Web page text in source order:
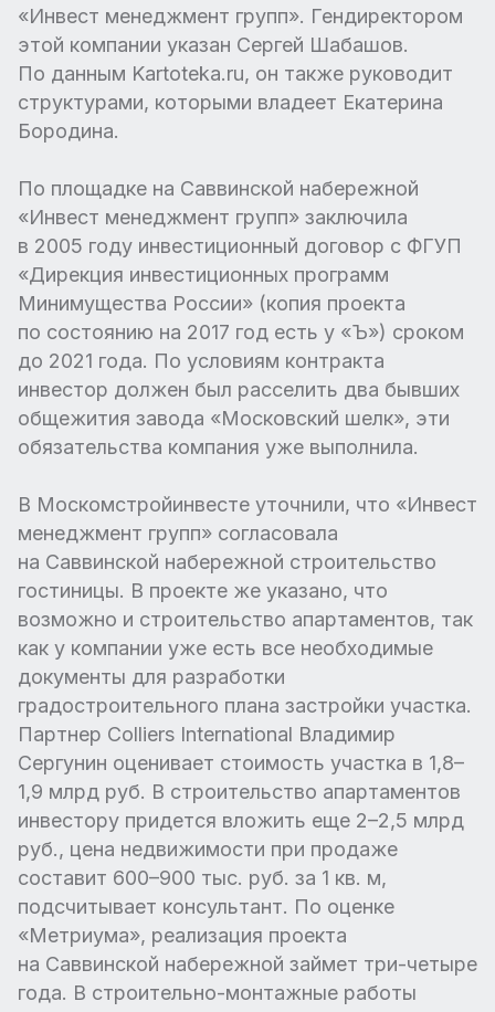
«Инвест менеджмент групп». Гендиректором
этой компании указан Сергей Шабашов.
По данным Kartoteka.ru, он также руководит
структурами, которыми владеет Екатерина
Бородина.
По площадке на Саввинской набережной
«Инвест менеджмент групп» заключила
в 2005 году инвестиционный договор с ФГУП
«Дирекция инвестиционных программ
Минимущества России» (копия проекта
по состоянию на 2017 год есть у «Ъ») сроком
до 2021 года. По условиям контракта
инвестор должен был расселить два бывших
общежития завода «Московский шелк», эти
обязательства компания уже выполнила.
В Москомстройинвесте уточнили, что «Инвест
менеджмент групп» согласовала
на Саввинской набережной строительство
гостиницы. В проекте же указано, что
возможно и строительство апартаментов, так
как у компании уже есть все необходимые
документы для разработки
градостроительного плана застройки участка.
Партнер Colliers International Владимир
Сергунин оценивает стоимость участка в 1,8–
1,9 млрд руб. В строительство апартаментов
инвестору придется вложить еще 2–2,5 млрд
руб., цена недвижимости при продаже
составит 600–900 тыс. руб. за 1 кв. м,
подсчитывает консультант. По оценке
«Метриума», реализация проекта
на Саввинской набережной займет три-четыре
года. В строительно-монтажные работы